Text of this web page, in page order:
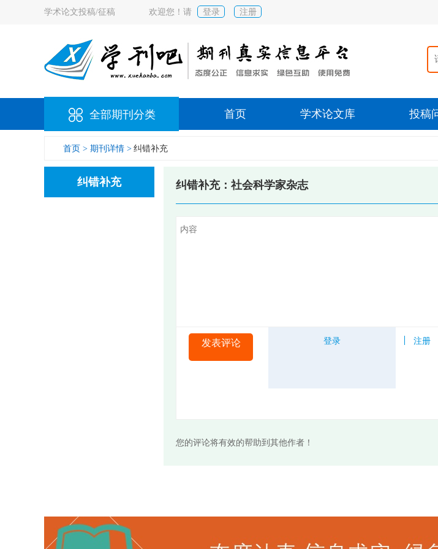
学术论文投稿/征稿 欢迎您！请 登录 注册
全部期刊分类 首页 学术论文库 投稿
首页 > 期刊详情 > 纠错补充
纠错补充 纠错补充：社会科学家杂志
发表评论 登录 注册
您的评论将有效的帮助到其他作者！